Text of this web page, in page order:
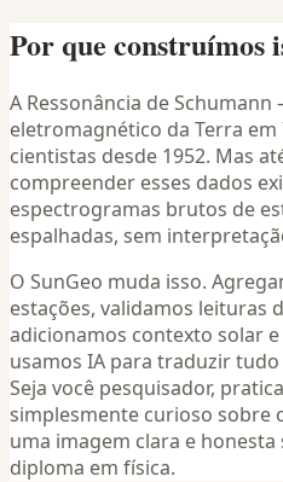
Por que construímos
A Ressonância de
eletromagnético da Terra
cientistas desde 1952. Mas
compreender esses dados
espectrogramas brutos de
espalhadas, sem
O SunGeo muda isso.
estações, validamos leituras
adicionamos contexto solar
usamos IA para traduzir
Seja você pesquisador,
simplesmente curioso sobre
uma imagem clara e
diploma em física.